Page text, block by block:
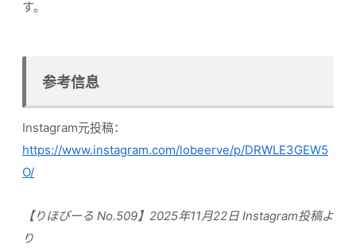
す。
参考信息
Instagram元投稿：
https://www.instagram.com/lobeerve/p/DRWLE3GEW5
O/
【りほびーる No.509】2025年11月22日 Instagram投稿よ
り